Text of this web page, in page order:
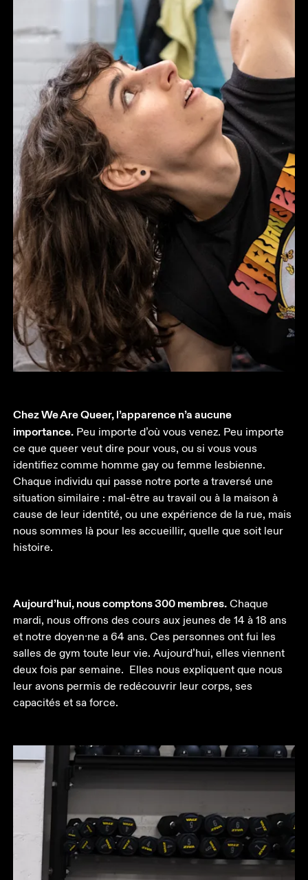
Chez We Are Queer, l’apparence n’a aucune
importance. Peu importe d’où vous venez. Peu importe
ce que queer veut dire pour vous, ou si vous vous
identifiez comme homme gay ou femme lesbienne.
Chaque individu qui passe notre porte a traversé une
situation similaire : mal-être au travail ou à la maison à
cause de leur identité, ou une expérience de la rue, mais
nous sommes là pour les accueillir, quelle que soit leur
histoire.
Aujourd’hui, nous comptons 300 membres. Chaque
mardi, nous offrons des cours aux jeunes de 14 à 18 ans
et notre doyen⸱ne a 64 ans. Ces personnes ont fui les
salles de gym toute leur vie. Aujourd’hui, elles viennent
deux fois par semaine.  Elles nous expliquent que nous
leur avons permis de redécouvrir leur corps, ses
capacités et sa force.